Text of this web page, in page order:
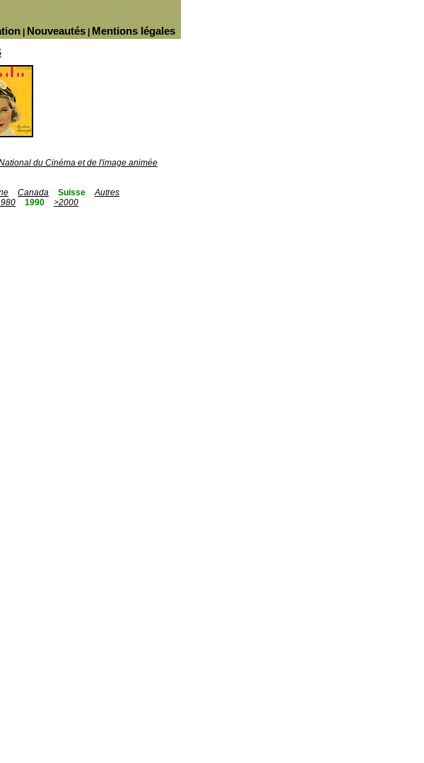
Mentions légales
Nouveautés
du Cinéma et de l'image animée
Canada Suisse
Autres
1990
>2000